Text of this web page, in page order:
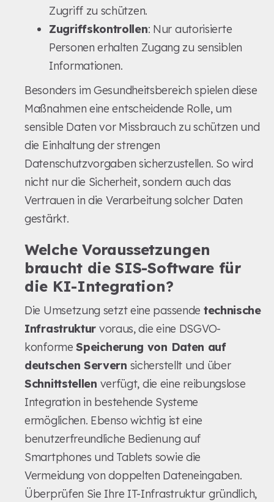
Zugriff zu schützen.
Zugriffskontrollen: Nur autorisierte
Personen erhalten Zugang zu sensiblen
Informationen.
Besonders im Gesundheitsbereich spielen diese
Maßnahmen eine entscheidende Rolle, um
sensible Daten vor Missbrauch zu schützen und
die Einhaltung der strengen
Datenschutzvorgaben sicherzustellen. So wird
nicht nur die Sicherheit, sondern auch das
Vertrauen in die Verarbeitung solcher Daten
gestärkt.
Welche Voraussetzungen
braucht die SIS-Software für
die KI-Integration?
Die Umsetzung setzt eine passende technische
Infrastruktur voraus, die eine DSGVO-
konformeSpeicherung von Daten auf
deutschen Servern sicherstellt und über
Schnittstellen verfügt, die eine reibungslose
Integration in bestehende Systeme
ermöglichen. Ebenso wichtig ist eine
benutzerfreundliche Bedienung auf
Smartphones und Tablets sowie die
Vermeidung von doppelten Dateneingaben.
Überprüfen Sie Ihre IT-Infrastruktur gründlich,